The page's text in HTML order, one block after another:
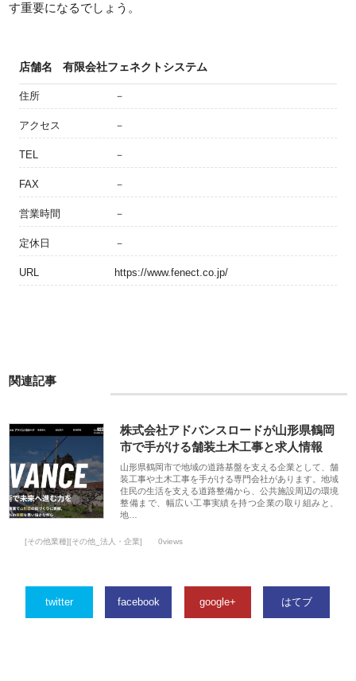
す重要になるでしょう。
店舗名 有限会社フェネクトシステム
住所 －
アクセス －
TEL －
FAX －
営業時間 －
定休日 －
URL https://www.fenect.co.jp/
関連記事
株式会社アドバンスロードが山形県鶴岡
市で手がける舗装土木工事と求人情報
山形県鶴岡市で地域の道路基盤を支える企業として、舗
装工事や土木工事を手がける専門会社があります。地域
住民の生活を支える道路整備から、公共施設周辺の環境
整備まで、幅広い工事実績を持つ企業の取り組みと、
地…
[その他業種][その他_法人・企業] 0views
twitter facebook google+ はてブ